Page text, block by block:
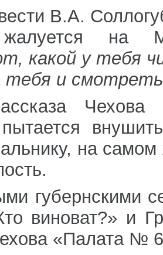
В.А.
жалуется на
какой у тебя
тебя и
Чехова
на
губернскими
виноват?» и
«Палата №